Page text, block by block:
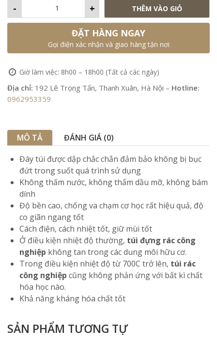
+
- THÊM VÀO GIỎ
ĐẶT HÀNG NGAY
Gọi điện xác nhận và giao hàng tận nơi
Giờ làm việc: 8h00 – 18h00 (Tất cả các ngày)
Địa chỉ: 192 Lê Trọng Tấn, Thanh Xuân, Hà Nội – Hotline:
0962953359
MÔ TẢ
ĐÁNH GIÁ (0)
Đáy túi được dập chắc chắn đảm bảo không bị bục
đứt trong suốt quá trình sử dụng
Không thấm nước, không thấm dầu mỡ, không bám
dính
Độ bền cao, chống va chạm cơ học rất hiệu quả, độ
co giãn ngang tốt
Cách điện, cách nhiệt tốt, giữ mùi tốt
Ở điều kiện nhiệt độ thường, túi đựng rác công
nghiệp không tan trong các dung môi hữu cơ.
Trong điều kiện nhiệt độ từ 700C trở lên, túi rác
công nghiệp cũng không phản ứng với bất kì chất
hóa học nào.
Khả năng kháng hóa chất tốt
SẢN PHẨM TƯƠNG TỰ